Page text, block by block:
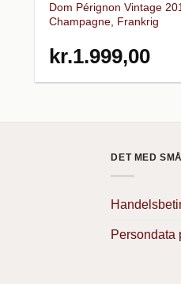
Dom Pérignon Vintage
Champagne, Frankrig
kr.1.999,00
DET MED
Persondata